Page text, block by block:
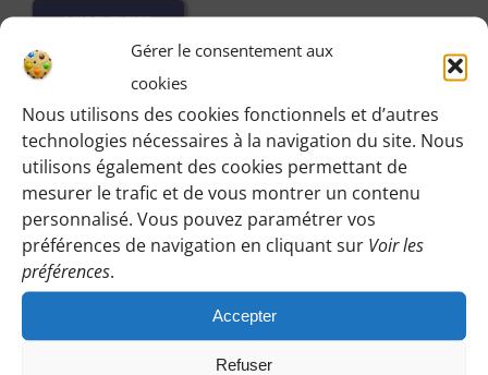
Gérer le consentement aux
cookies
Nous utilisons des cookies fonctionnels et d’autres
technologies nécessaires à la navigation du site. Nous
utilisons également des cookies permettant de
mesurer le trafic et de vous montrer un contenu
personnalisé. Vous pouvez paramétrer vos
préférences de navigation en cliquant sur Voir les
préférences.
Accepter
Refuser
M’IDENTIFIER
Vous pouvez participer gratuitement à deux
randonnées d’essai sans engagement de votre part
:
Cliquez sur le bouton ci-dessous et indiquez-nous votre
choix en laissant vos coordonnées pour que l’on puisse
vous répondre en vous précisant le lieu de rendez-vous
et autres détails.